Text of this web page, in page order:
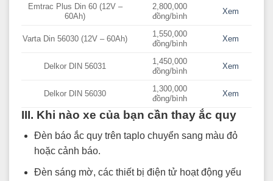
Emtrac Plus Din 60 (12V –
60Ah)
2,800,000
đồng/bình
Xem
Varta Din 56030 (12V – 60Ah)
1,550,000
đồng/bình
Xem
Delkor DIN 56031
1,450,000
đồng/bình
Xem
Delkor DIN 56030
1,300,000
đồng/bình
Xem
III. Khi nào xe của bạn cần thay ắc quy
Đèn báo ắc quy trên taplo chuyển sang màu đỏ
hoặc cảnh báo.
Đèn sáng mờ, các thiết bị điện tử hoạt động yếu